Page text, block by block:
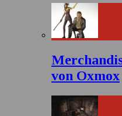
von Oxmox